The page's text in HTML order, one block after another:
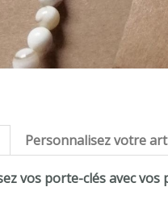
Personnalisez votre
vos porte-clés avec